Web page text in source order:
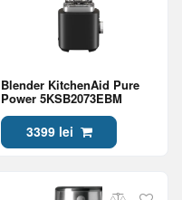
Blender KitchenAid Pure
Power 5KSB2073EBM
3399 lei